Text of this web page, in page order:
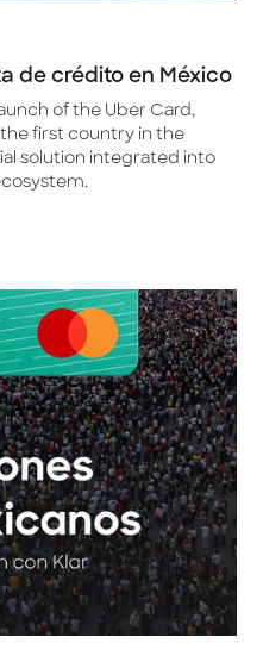
de crédito en México
of the Uber Card,
first country in the
solution integrated into